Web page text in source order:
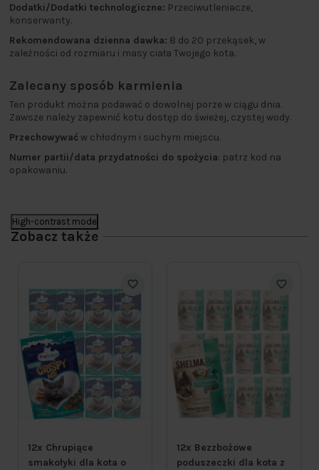
Dodatki/Dodatki technologiczne: Przeciwutleniacze,
konserwanty.
Rekomendowana dzienna dawka: 8 do 20 przekąsek, w
zależności od rozmiaru i masy ciała Twojego kota.
Zalecany sposób karmienia
Ten produkt można podawać o dowolnej porze w ciągu dnia.
Zawsze należy zapewnić kotu dostęp do świeżej, czystej wody.
Przechowywaćw chłodnym i suchym miejscu.
Numer partii/data przydatności do spożycia: patrz kod na
opakowaniu.
High-contrast mode
Zobacz także
12x Chrupiące
smakołyki dla kota o
12x Bezzbożowe
poduszeczki dla kota z